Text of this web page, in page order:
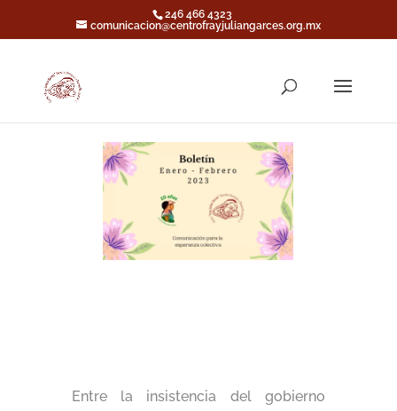
246 466 4323
comunicacion@centrofrayjuliangarces.org.mx
Entre la insistencia del gobierno